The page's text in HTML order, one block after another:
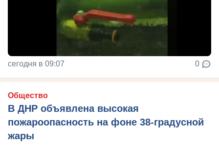
сегодня в 09:07 0
Общество
В ДНР объявлена высокая
пожароопасность на фоне 38-градусной
жары